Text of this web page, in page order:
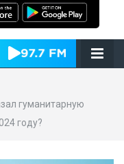
гуманитарную
году?